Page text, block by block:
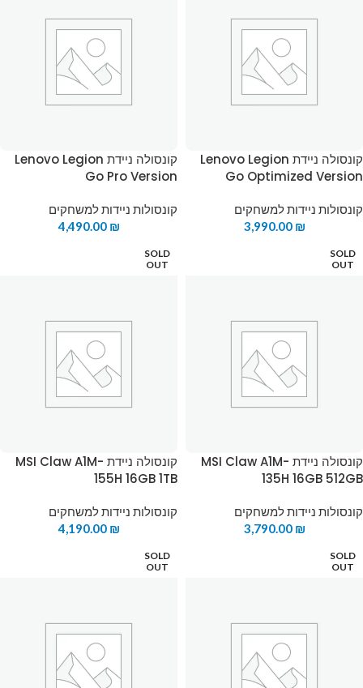
קונסולה ניידת Lenovo Legion
Go Optimized Version
קונסולות ניידות למשחקים
3,990.00 ₪
קונסולה ניידת Lenovo Legion
Go Pro Version
קונסולות ניידות למשחקים
4,490.00 ₪
SOLD
OUT
קונסולה ניידת MSI Claw A1M-
135H 16GB 512GB
קונסולות ניידות למשחקים
3,790.00 ₪
SOLD
OUT
קונסולה ניידת MSI Claw A1M-
155H 16GB 1TB
קונסולות ניידות למשחקים
4,190.00 ₪
SOLD
OUT
SOLD
OUT